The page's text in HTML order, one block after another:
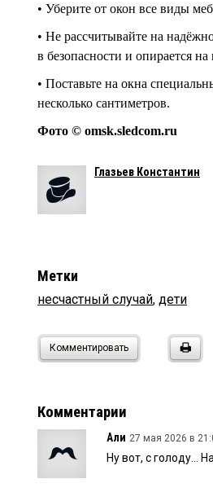
• Уберите от окон все виды
• Не рассчитывайте на
в безопасности и опирается на
• Поставьте на окна
несколько сантиметров.
Фото © omsk.sledcom.ru
Глазьев Константин
Метки
несчастный случай, дети
Комментировать
Комментарии
Али 27 мая 2026 в
Ну вот, с голоду...